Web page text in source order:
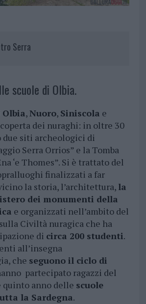
Serra
scuole di Olbia.
Olbia,Nuoro, Siniscola e
dei nuraghi: in oltre 30
due siti archeologici di
Serra Orrios” e la Tomba
‘e Thomes”. Si è trattato del
finalizzati a far
la storia, l’architettura, la
dei monumenti della
e organizzati nell’ambito del
Civiltà nuragica che ha
di circa 200 studenti.
all’insegna
che seguono il ciclo di
partecipato ragazzi del
quinto anno delle scuole
la Sardegna.